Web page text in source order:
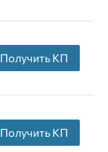
Получить КП
Получить КП